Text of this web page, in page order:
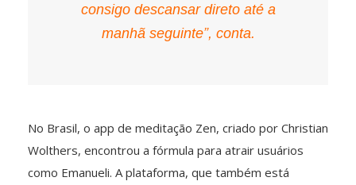
consigo descansar direto até a
manhã seguinte”, conta.
No Brasil, o app de meditação Zen, criado por Christian
Wolthers, encontrou a fórmula para atrair usuários
como Emanueli. A plataforma, que também está